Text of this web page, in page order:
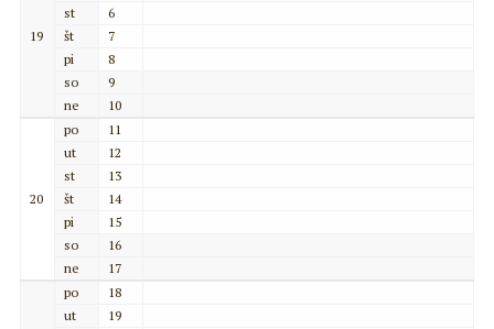
19
st
6
št
7
pi
8
so
9
ne
10
20
po
11
ut
12
st
13
št
14
pi
15
so
16
ne
17
po
18
ut
19